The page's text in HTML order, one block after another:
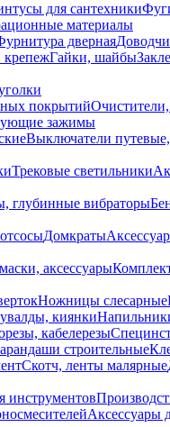
для сантехники
материалы
дверная
Гайки, шайбы
покрытий
зажимы
Выключатели
Трековые светильники
глубинные вибраторы
Домкраты
аксессуары
Ножницы слесарные
киянки
кабелерезы
строительные
Скотч, ленты малярные
инструментов
Аксессуары